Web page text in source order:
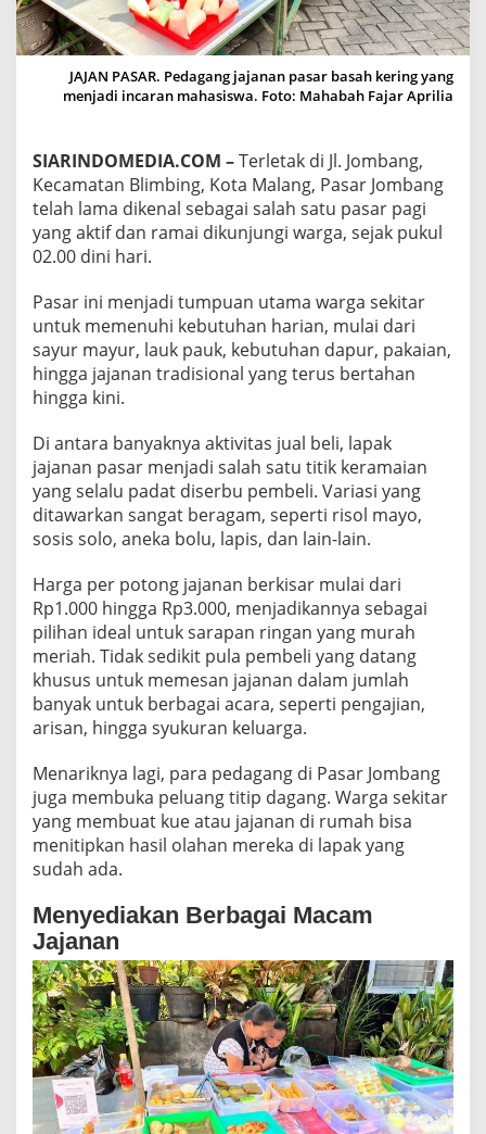
A
N
A
D
I
S
A
R
J
O
A
N
G
K
O
M
A
L
A
N
G
A
D
I
F
A
V
R
I
W
A
G
A
JAJAN PASAR. Pedagang jajanan pasar basah kering yang
menjadi incaran mahasiswa. Foto: Mahabah Fajar Aprilia
SIARINDOMEDIA.COM –Terletak di Jl. Jombang,
Kecamatan Blimbing, Kota Malang, Pasar Jombang
telah lama dikenal sebagai salah satu pasar pagi
yang aktif dan ramai dikunjungi warga, sejak pukul
02.00 dini hari.
Pasar ini menjadi tumpuan utama warga sekitar
untuk memenuhi kebutuhan harian, mulai dari
sayur mayur, lauk pauk, kebutuhan dapur, pakaian,
hingga jajanan tradisional yang terus bertahan
hingga kini.
Di antara banyaknya aktivitas jual beli, lapak
jajanan pasar menjadi salah satu titik keramaian
yang selalu padat diserbu pembeli. Variasi yang
ditawarkan sangat beragam, seperti risol mayo,
sosis solo, aneka bolu, lapis, dan lain-lain.
Harga per potong jajanan berkisar mulai dari
Rp1.000 hingga Rp3.000, menjadikannya sebagai
pilihan ideal untuk sarapan ringan yang murah
meriah. Tidak sedikit pula pembeli yang datang
khusus untuk memesan jajanan dalam jumlah
banyak untuk berbagai acara, seperti pengajian,
arisan, hingga syukuran keluarga.
Menariknya lagi, para pedagang di Pasar Jombang
juga membuka peluang titip dagang. Warga sekitar
yang membuat kue atau jajanan di rumah bisa
menitipkan hasil olahan mereka di lapak yang
sudah ada.
Menyediakan Berbagai Macam
Jajanan